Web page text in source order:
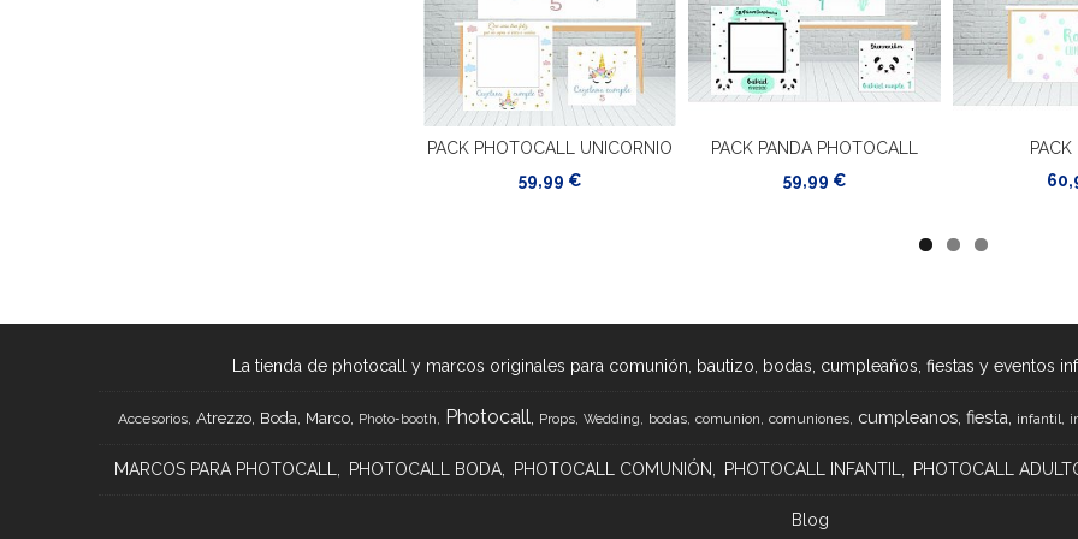
PACK PHOTOCALL UNICORNIO
59,99 €
PACK PANDA PHOTOCALL
59,99 €
PACK
La tienda de photocall y marcos originales para comunión, bautizo, bodas, cumpleaños, fiestas y eventos
Accesorios Atrezzo Boda Marco Photo-booth Photocall Props Wedding bodas comunion comuniones cumpleanos fiesta infantil
MARCOS PARA PHOTOCALL PHOTOCALL BODA PHOTOCALL COMUNIÓN PHOTOCALL INFANTIL PHOTOCALL
Blog